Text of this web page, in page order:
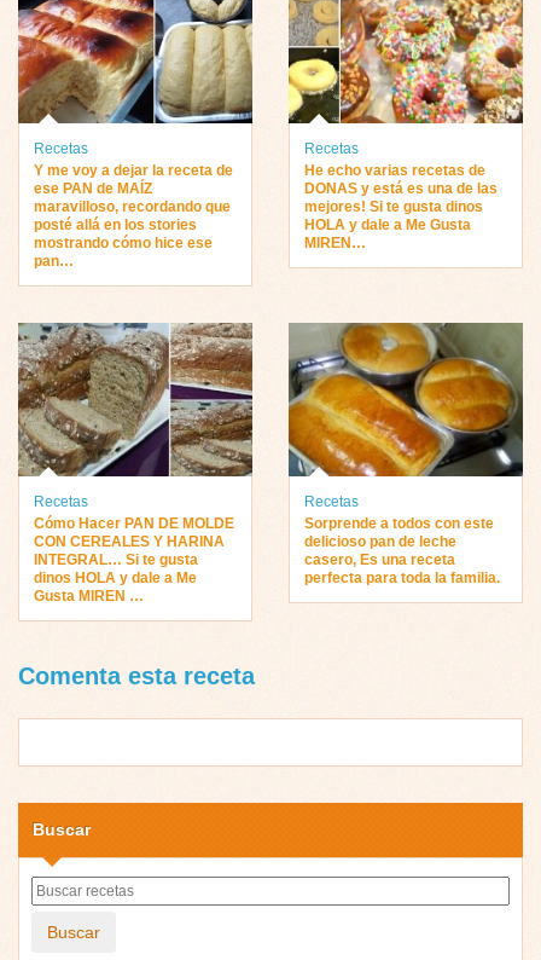
Recetas
Y me voy a dejar la receta de
ese PAN de MAÍZ
maravilloso, recordando que
posté allá en los stories
mostrando cómo hice ese
pan…
Recetas
He echo varias recetas de
DONAS y está es una de las
mejores! Si te gusta dinos
HOLA y dale a Me Gusta
MIREN…
Recetas
Cómo Hacer PAN DE MOLDE
CON CEREALES Y HARINA
INTEGRAL… Si te gusta
dinos HOLA y dale a Me
Gusta MIREN …
Recetas
Sorprende a todos con este
delicioso pan de leche
casero, Es una receta
perfecta para toda la familia.
Comenta esta receta
Buscar
Buscar